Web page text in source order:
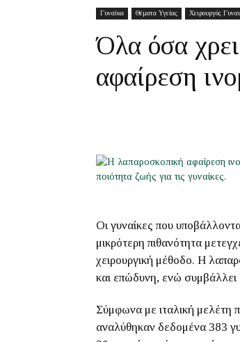
Γυναίκα Θέματα Υγείας Χειρουργός
Όλα όσα
αφαίρεση
Οι γυναίκες που
μικρότερη πιθανότητα
χειρουργική μέθοδο. Η
και επώδυνη, ενώ
Σύμφωνα με ιταλική μελέτη
αναλύθηκαν δεδομένα 383